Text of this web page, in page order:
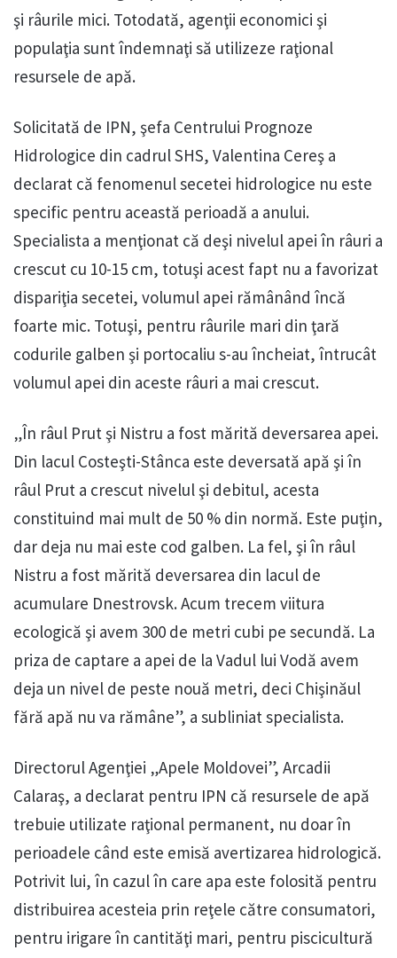
şi râurile mici. Totodată, agenţii economici şi
populaţia sunt îndemnaţi să utilizeze raţional
resursele de apă.
Solicitată de IPN, şefa Centrului Prognoze
Hidrologice din cadrul SHS, Valentina Cereş a
declarat că fenomenul secetei hidrologice nu este
specific pentru această perioadă a anului.
Specialista a menţionat că deşi nivelul apei în râuri a
crescut cu 10-15 cm, totuşi acest fapt nu a favorizat
dispariţia secetei, volumul apei rămânând încă
foarte mic. Totuşi, pentru râurile mari din ţară
codurile galben şi portocaliu s-au încheiat, întrucât
volumul apei din aceste râuri a mai crescut.
„În râul Prut şi Nistru a fost mărită deversarea apei.
Din lacul Costeşti-Stânca este deversată apă şi în
râul Prut a crescut nivelul şi debitul, acesta
constituind mai mult de 50 % din normă. Este puţin,
dar deja nu mai este cod galben. La fel, şi în râul
Nistru a fost mărită deversarea din lacul de
acumulare Dnestrovsk. Acum trecem viitura
ecologică şi avem 300 de metri cubi pe secundă. La
priza de captare a apei de la Vadul lui Vodă avem
deja un nivel de peste nouă metri, deci Chişinăul
fără apă nu va rămâne”, a subliniat specialista.
Directorul Agenţiei „Apele Moldovei”, Arcadii
Calaraş, a declarat pentru IPN că resursele de apă
trebuie utilizate raţional permanent, nu doar în
perioadele când este emisă avertizarea hidrologică.
Potrivit lui, în cazul în care apa este folosită pentru
distribuirea acesteia prin reţele către consumatori,
pentru irigare în cantităţi mari, pentru piscicultură